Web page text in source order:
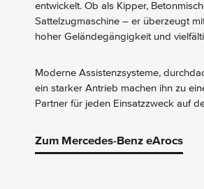
entwickelt. Ob als Kipper,
Sattelzugmaschine – er überzeugt
hoher Geländegängigkeit und
Moderne Assistenzsysteme,
ein starker Antrieb machen ihn zu
Partner für jeden Einsatzzweck auf
Zum Mercedes-Benz eArocs